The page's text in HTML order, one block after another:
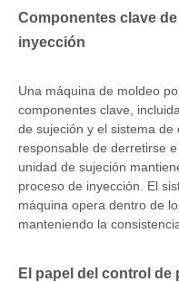
Componentes clave
inyección
Una máquina de moldeo
componentes clave,
de sujeción y el sistema
responsable de derretirse
unidad de sujeción
proceso de inyección. El
máquina opera dentro de
manteniendo la
El papel del control de